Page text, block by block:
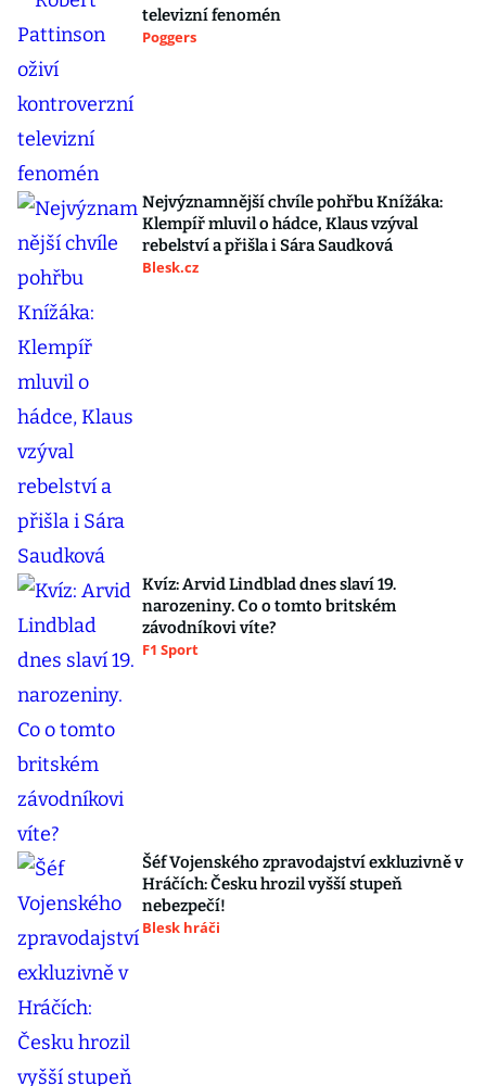
televizní fenomén
Poggers
Nejvýznamnější chvíle pohřbu Knížáka:
Klempíř mluvil o hádce, Klaus vzýval
rebelství a přišla i Sára Saudková
Blesk.cz
Kvíz: Arvid Lindblad dnes slaví 19.
narozeniny. Co o tomto britském
závodníkovi víte?
F1 Sport
Šéf Vojenského zpravodajství exkluzivně v
Hráčích: Česku hrozil vyšší stupeň
nebezpečí!
Blesk hráči